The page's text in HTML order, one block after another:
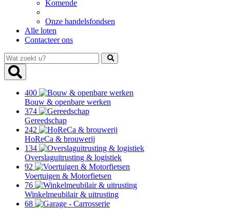
Komende
Onze handelsfondsen
Alle loten
Contacteer ons
Wat
zoekt
u?
400
Bouw & openbare werken
374
Gereedschap
242
HoReCa & brouwerij
134
Overslaguitrusting & logistiek
92
Voertuigen & Motorfietsen
76
Winkelmeubilair & uitrusting
68